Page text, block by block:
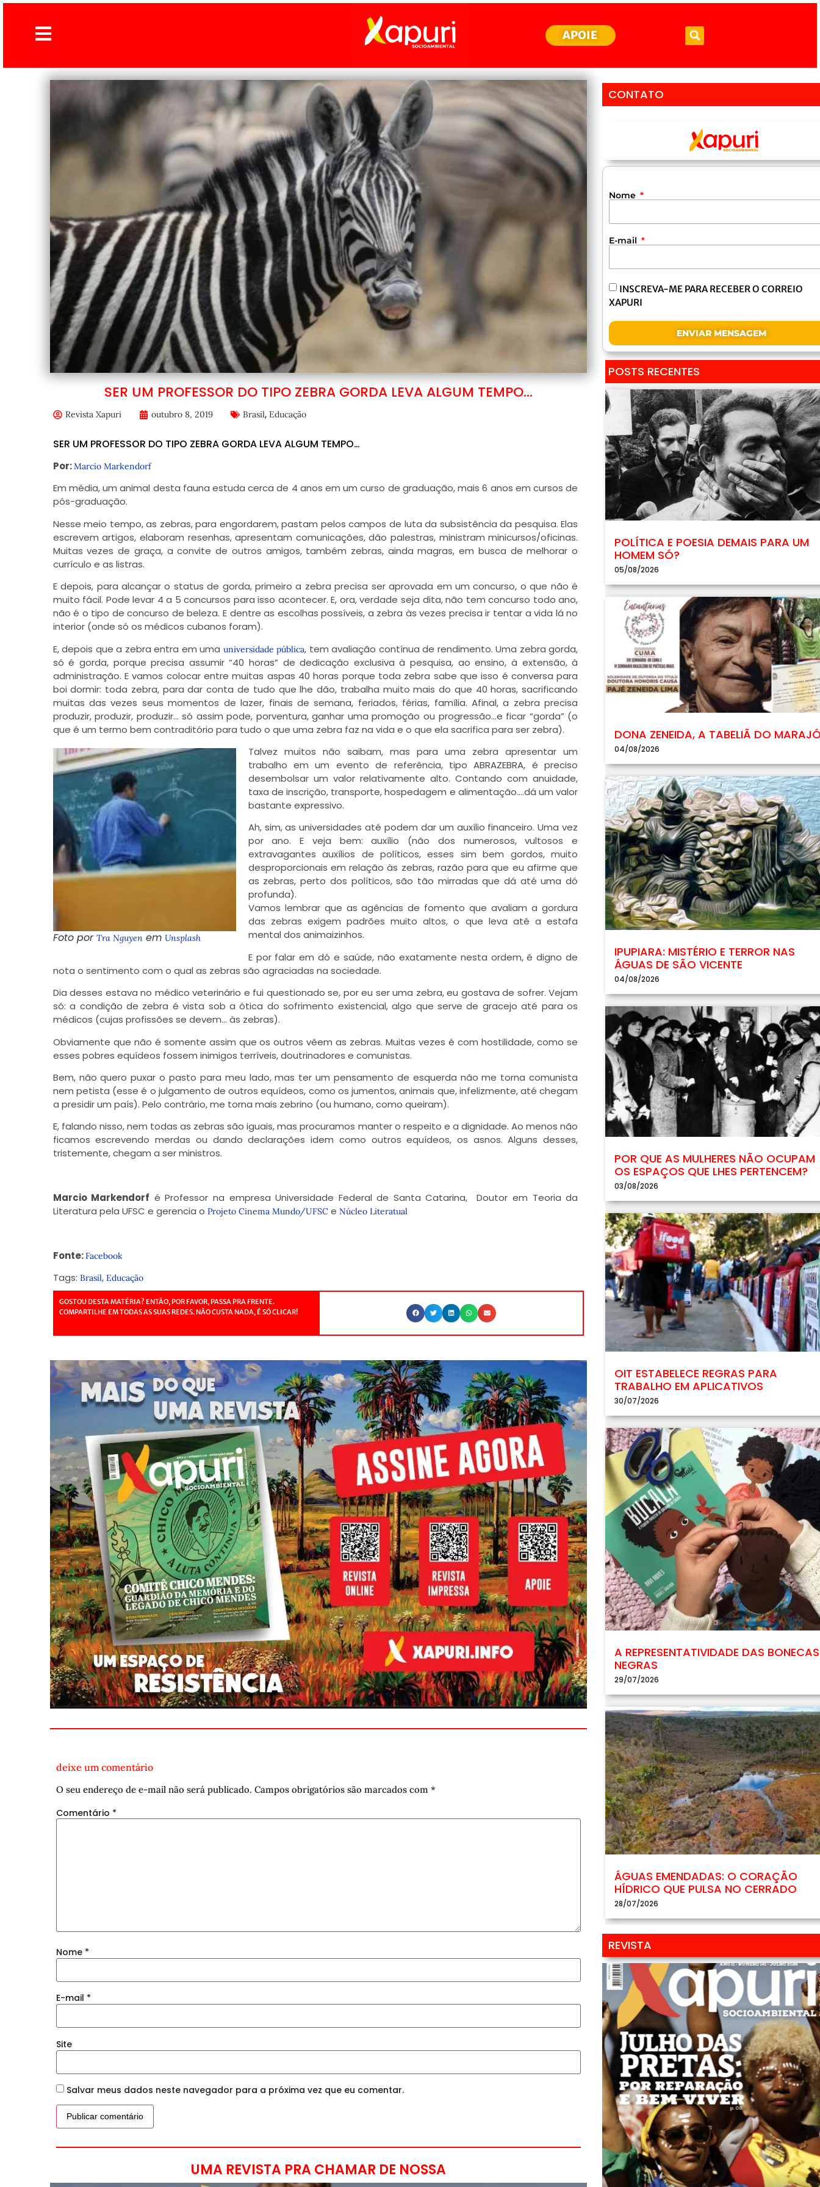
APOIE
SER UM PROFESSOR DO TIPO ZEBRA GORDA LEVA ALGUM TEMPO…
Revista Xapuri outubro 8, 2019 Brasil, Educação
SER UM PROFESSOR DO TIPO ZEBRA GORDA LEVA ALGUM TEMPO…
Por:Marcio Markendorf
Em média, um animal desta fauna estuda cerca de 4 anos em um curso de graduação, mais 6 anos em cursos de
pós-graduação.
Nesse meio tempo, as zebras, para engordarem, pastam pelos campos de luta da subsistência da pesquisa. Elas
escrevem artigos, elaboram resenhas, apresentam comunicações, dão palestras, ministram minicursos/oficinas.
Muitas vezes de graça, a convite de outros amigos, também zebras, ainda magras, em busca de melhorar o
currículo e as listras.
E depois, para alcançar o status de gorda, primeiro a zebra precisa ser aprovada em um concurso, o que não é
muito fácil. Pode levar 4 a 5 concursos para isso acontecer. E, ora, verdade seja dita, não tem concurso todo ano,
não é o tipo de concurso de beleza. E dentre as escolhas possíveis, a zebra às vezes precisa ir tentar a vida lá no
interior (onde só os médicos cubanos foram).
E, depois que a zebra entra em uma universidade pública, tem avaliação contínua de rendimento. Uma zebra gorda,
só é gorda, porque precisa assumir “40 horas” de dedicação exclusiva à pesquisa, ao ensino, à extensão, à
administração. E vamos colocar entre muitas aspas 40 horas porque toda zebra sabe que isso é conversa para
boi dormir: toda zebra, para dar conta de tudo que lhe dão, trabalha muito mais do que 40 horas, sacrificando
muitas das vezes seus momentos de lazer, finais de semana, feriados, férias, família. Afinal, a zebra precisa
produzir, produzir, produzir… só assim pode, porventura, ganhar uma promoção ou progressão…e ficar “gorda” (o
que é um termo bem contraditório para tudo o que uma zebra faz na vida e o que ela sacrifica para ser zebra).
Foto por Tra Nguyenem Unsplash
Talvez muitos não saibam, mas para uma zebra apresentar um
trabalho em um evento de referência, tipo ABRAZEBRA, é preciso
desembolsar um valor relativamente alto. Contando com anuidade,
taxa de inscrição, transporte, hospedagem e alimentação….dá um valor
bastante expressivo.
Ah, sim, as universidades até podem dar um auxílio financeiro. Uma vez
por ano. E veja bem: auxílio (não dos numerosos, vultosos e
extravagantes auxílios de políticos, esses sim bem gordos, muito
desproporcionais em relação às zebras, razão para que eu afirme que
as zebras, perto dos políticos, são tão mirradas que dá até uma dó
profunda).
Vamos lembrar que as agências de fomento que avaliam a gordura
das zebras exigem padrões muito altos, o que leva até a estafa
mental dos animaizinhos.
E por falar em dó e saúde, não exatamente nesta ordem, é digno de
nota o sentimento com o qual as zebras são agraciadas na sociedade.
Dia desses estava no médico veterinário e fui questionado se, por eu ser uma zebra, eu gostava de sofrer. Vejam
só: a condição de zebra é vista sob a ótica do sofrimento existencial, algo que serve de gracejo até para os
médicos (cujas profissões se devem… às zebras).
Obviamente que não é somente assim que os outros vêem as zebras. Muitas vezes é com hostilidade, como se
esses pobres equídeos fossem inimigos terríveis, doutrinadores e comunistas.
Bem, não quero puxar o pasto para meu lado, mas ter um pensamento de esquerda não me torna comunista
nem petista (esse é o julgamento de outros equídeos, como os jumentos, animais que, infelizmente, até chegam
a presidir um país). Pelo contrário, me torna mais zebrino (ou humano, como queiram).
E, falando nisso, nem todas as zebras são iguais, mas procuramos manter o respeito e a dignidade. Ao menos não
ficamos escrevendo merdas ou dando declarações idem como outros equídeos, os asnos. Alguns desses,
tristemente, chegam a ser ministros.
Marcio Markendorf é Professor na empresa Universidade Federal de Santa Catarina, Doutor em Teoria da
Literatura pela UFSC e gerencia o Projeto Cinema Mundo/UFSCe Núcleo Literatual
Fonte:Facebook
Tags: Brasil, Educação
GOSTOU DESTA MATÉRIA? ENTÃO, POR FAVOR, PASSA PRA FRENTE.
COMPARTILHE EM TODAS AS SUAS REDES. NÃO CUSTA NADA, É SÓ CLICAR!
deixe um comentário
O seu endereço de e-mail não será publicado. Campos obrigatórios são marcados com *
Comentário *
Nome *
E-mail *
Site
Salvar meus dados neste navegador para a próxima vez que eu comentar.
UMA REVISTA PRA CHAMAR DE NOSSA
CONTATO
Nome
E-mail
INSCREVA-ME PARA RECEBER O CORREIO
XAPURI
ENVIAR MENSAGEM
POSTS RECENTES
POLÍTICA E POESIA DEMAIS PARA UM
HOMEM SÓ?
05/08/2026
DONA ZENEIDA, A TABELIÃ DO
04/08/2026
IPUPIARA: MISTÉRIO E TERROR NAS
ÁGUAS DE SÃO VICENTE
04/08/2026
POR QUE AS MULHERES NÃO OCUPAM
OS ESPAÇOS QUE LHES PERTENCEM?
03/08/2026
OIT ESTABELECE REGRAS PARA
TRABALHO EM APLICATIVOS
30/07/2026
A REPRESENTATIVIDADE DAS BONECAS
NEGRAS
29/07/2026
ÁGUAS EMENDADAS: O CORAÇÃO
HÍDRICO QUE PULSA NO CERRADO
28/07/2026
REVISTA